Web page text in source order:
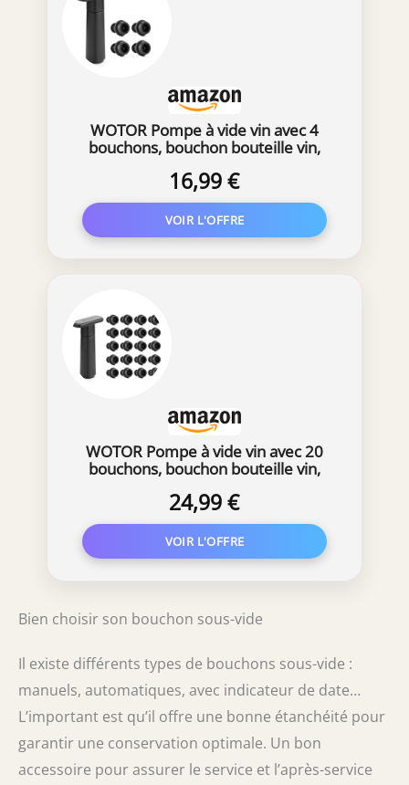
WOTOR Pompe à vide vin avec 4
bouchons, bouchon bouteille vin,
accessoires vin
16,99 €
WOTOR Pompe à vide vin avec 20
bouchons, bouchon bouteille vin,
accessoires vin
24,99 €
Bien choisir son bouchon sous-vide
Il existe différents types de bouchons sous-vide :
manuels, automatiques, avec indicateur de date…
L’important est qu’il offre une bonne étanchéité pour
garantir une conservation optimale. Un bon
accessoire pour assurer le service et l’après-service